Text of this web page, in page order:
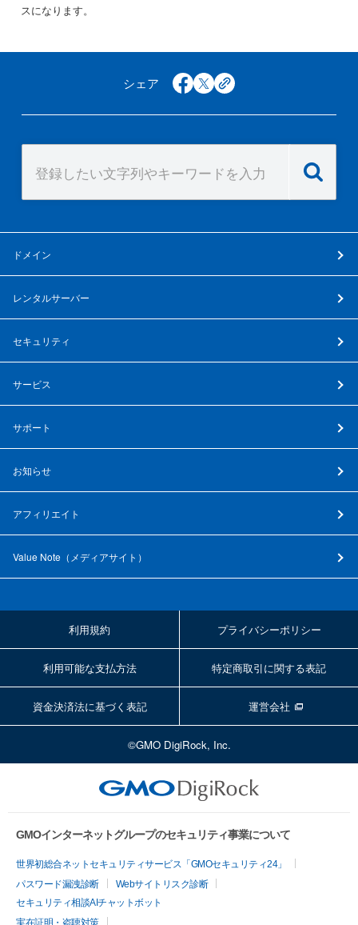
スになります。
シェア facebook
x copy
ドメイン
レンタルサーバー
セキュリティ
サービス
サポート
お知らせ
アフィリエイト
Value Note（ メディアサイト ）
利用規約 プライバシーポリシー
利用可能な支払方法 特定商取引に関する表記
資金決済法に基づく表記 運営会社
©GMO DigiRock, Inc.
GMOインターネットグループのセキュリティ事業について
世界初総合ネットセキュリティサービス「GMOセキュリティ24」
パスワード漏洩診断
Webサイトリスク診断
セキュリティ相談AIチャットボット
実在証明・盗聴対策